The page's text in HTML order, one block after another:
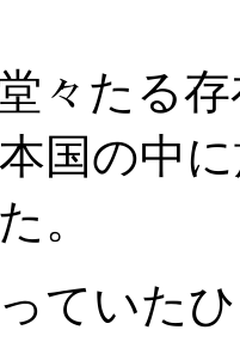
々たる
国の中
。
ていた